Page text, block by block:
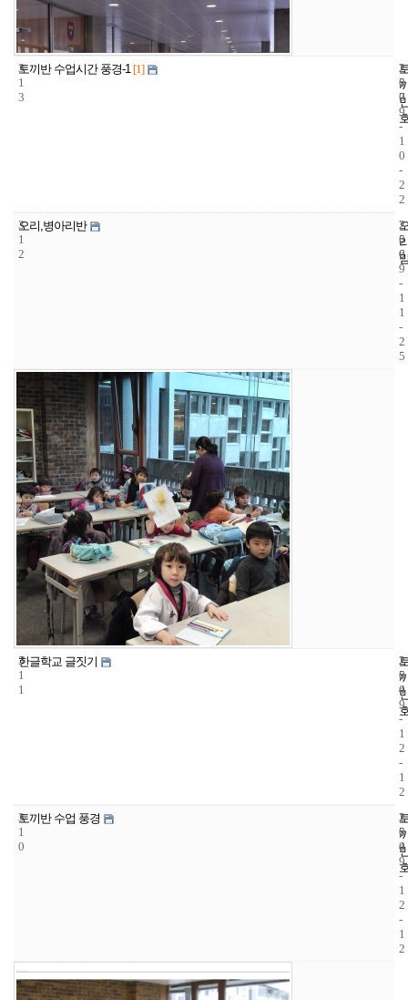
3
1
3
토끼반 수업시간 풍경-1 [1]
2
5
7
2
0
0
9
-
1
0
-
2
2
3
1
2
오리,병아리반
2
5
6
2
0
0
9
-
1
1
-
2
5
3
1
1
한글학교 글짓기
2
5
4
2
0
0
9
-
1
2
-
1
2
3
1
0
토끼반 수업 풍경
2
5
4
2
0
0
9
-
1
2
-
1
2